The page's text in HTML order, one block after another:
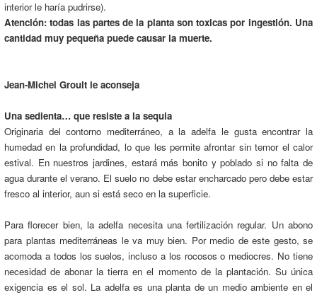
interior le haría pudrirse).
Atención: todas las partes de la planta son toxicas por ingestión. Una
cantidad muy pequeña puede causar la muerte.
Jean-Michel Groult le aconseja
Una sedienta… que resiste a la sequia
Originaria del contorno mediterráneo, a la adelfa le gusta encontrar la
humedad en la profundidad, lo que les permite afrontar sin temor el calor
estival. En nuestros jardines, estará más bonito y poblado si no falta de
agua durante el verano. El suelo no debe estar encharcado pero debe estar
fresco al interior, aun si está seco en la superficie.
Para florecer bien, la adelfa necesita una fertilización regular. Un abono
para plantas mediterráneas le va muy bien. Por medio de este gesto, se
acomoda a todos los suelos, incluso a los rocosos o mediocres. No tiene
necesidad de abonar la tierra en el momento de la plantación. Su única
exigencia es el sol. La adelfa es una planta de un medio ambiente en el